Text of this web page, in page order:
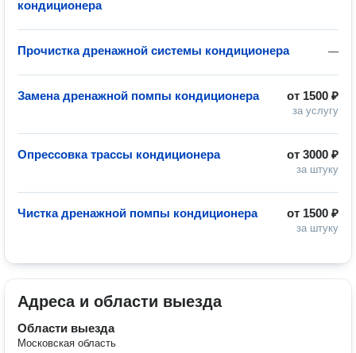
кондиционера
—
Прочистка дренажной системы кондиционера
от 1500 ₽
за услугу
Замена дренажной помпы кондиционера
от 3000 ₽
за штуку
Опрессовка трассы кондиционера
от 1500 ₽
за штуку
Чистка дренажной помпы кондиционера
Адреса и области выезда
Области выезда
Московская область